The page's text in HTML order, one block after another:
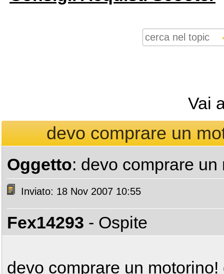
Vai
devo comprare un
Oggetto: devo comprare
Inviato: 18 Nov 2007 10:55
Fex14293 - Ospite
devo comprare un motorino!